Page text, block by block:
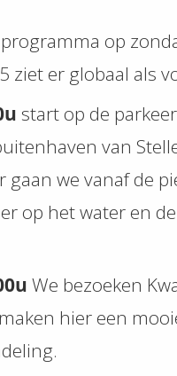
op
ziet er globaal als
start op de
van
gaan we vanaf de
op het water en
We bezoeken
hier een